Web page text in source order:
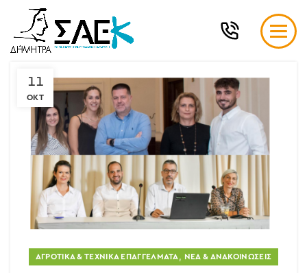
11
ΟΚΤ
ΑΓΡΟΤΙΚΆ & ΤΕΧΝΙΚΆ ΕΠΑΓΓΈΛΜΑΤΑ ΝΈΑ & ΑΝΑΚΟΙΝΏΣΕΙΣ